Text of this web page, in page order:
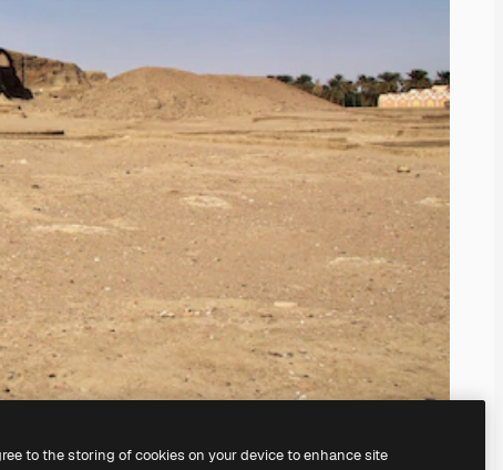
to the storing of cookies on your device to enhance site